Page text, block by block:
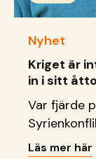
Nyhet
Kriget är
in i sitt
Var fjärde
miljoner
Läs mer här